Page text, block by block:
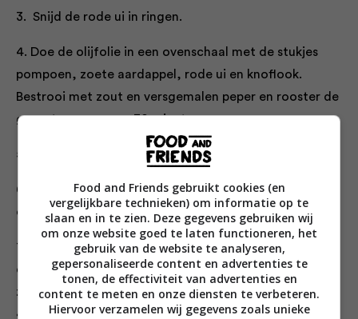
3. Snijd de rode ui in ringen.
4. Doe de olijfolie in een ovenschaal met de stukjes
pompoen, zoete aardappel, rode ui en knoﬂook.
Bestrooi met zout en versgemalen peper en rooster de
groenten ongeveer 30 minuten.
5. Breng op smaak met kaneel en nootmuskaat.
6. Breek de kastanjes in stukjes, hak de hazelnoten ﬁjn
en meng ze door de groenten.
7. Vul de quiches met de groenten en giet de
quichesaus tot 5 mm onder de rand, want het deeg
zakt tijdens het bakken een beetje. Bak ze in ongeveer
40 minuten gaar. Ze zijn gaar als het deeg aan de
Food and Friends gebruikt cookies (en
vergelijkbare technieken) om informatie op te
slaan en in te zien. Deze gegevens gebruiken wij
om onze website goed te laten functioneren, het
gebruik van de website te analyseren,
gepersonaliseerde content en advertenties te
tonen, de effectiviteit van advertenties en
content te meten en onze diensten te verbeteren.
Hiervoor verzamelen wij gegevens zoals unieke